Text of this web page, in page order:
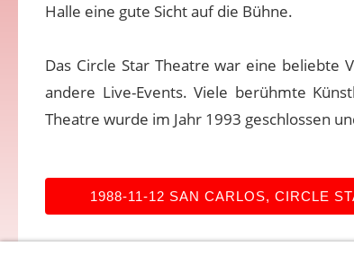
Halle eine gute Sicht auf die Bühne.
Das Circle Star Theatre war eine beliebte
andere Live-Events. Viele berühmte
Theatre wurde im Jahr 1993 geschlossen
1988-11-12 SAN CARLOS, CIRCLE